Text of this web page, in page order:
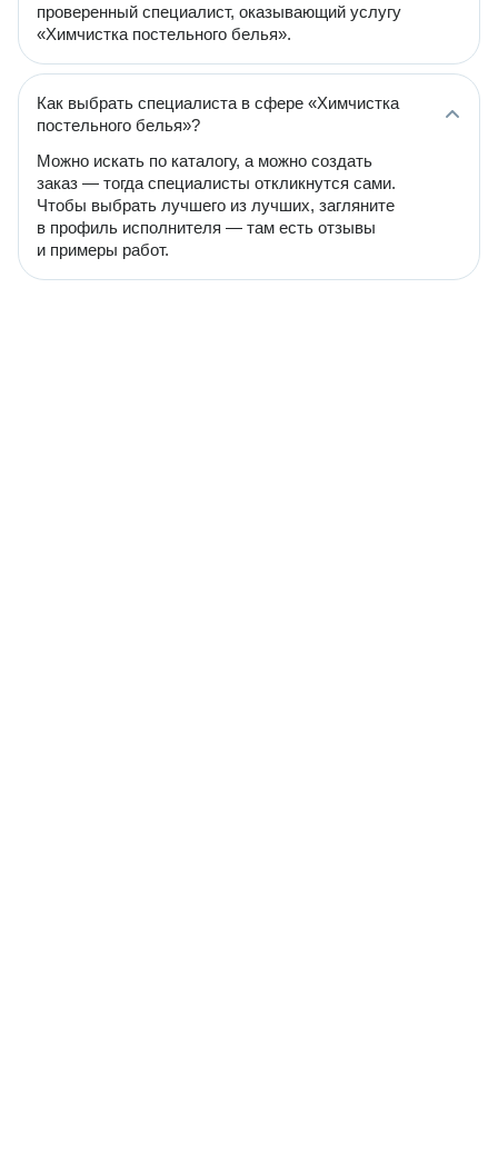
проверенный специалист, оказывающий услугу
«Химчистка постельного белья».
Как выбрать специалиста в сфере «Химчистка
постельного белья»?
Можно искать по каталогу, а можно создать
заказ — тогда специалисты откликнутся сами.
Чтобы выбрать лучшего из лучших, загляните
в профиль исполнителя — там есть отзывы
и примеры работ.